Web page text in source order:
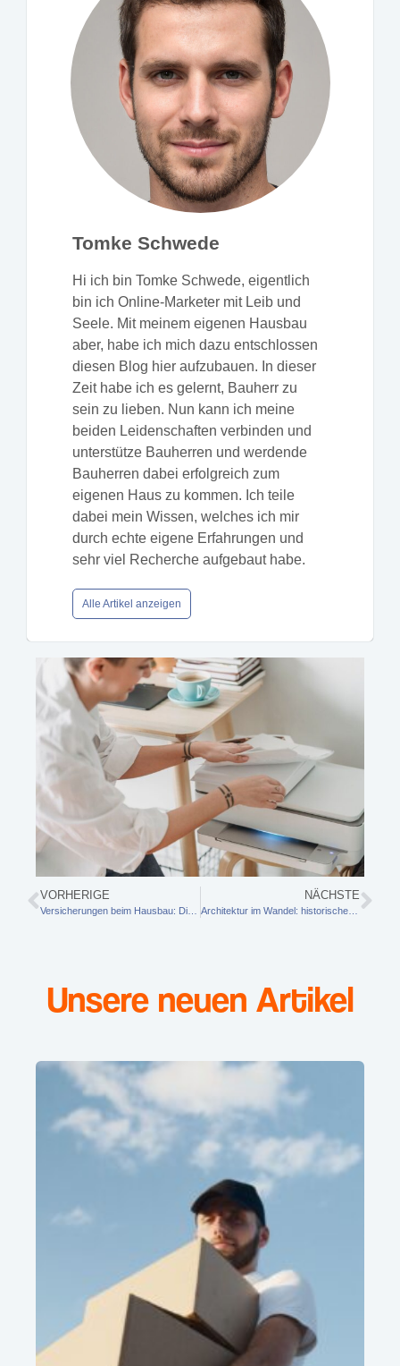
Tomke Schwede
Hi ich bin Tomke Schwede, eigentlich
bin ich Online-Marketer mit Leib und
Seele. Mit meinem eigenen Hausbau
aber, habe ich mich dazu entschlossen
diesen Blog hier aufzubauen. In dieser
Zeit habe ich es gelernt, Bauherr zu
sein zu lieben. Nun kann ich meine
beiden Leidenschaften verbinden und
unterstütze Bauherren und werdende
Bauherren dabei erfolgreich zum
eigenen Haus zu kommen. Ich teile
dabei mein Wissen, welches ich mir
durch echte eigene Erfahrungen und
sehr viel Recherche aufgebaut habe.
Alle Artikel anzeigen
VORHERIGE NÄCHSTE
Architektur im Wandel: historischen Charme mit modernem Wohnkomfort vereinen
Unsere neuen Artikel